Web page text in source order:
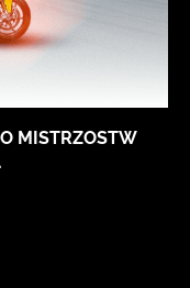
MISTRZOSTW